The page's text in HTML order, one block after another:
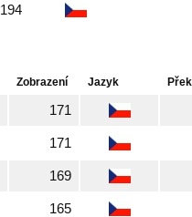
194
Zobrazení Jazyk
171
171
169
165